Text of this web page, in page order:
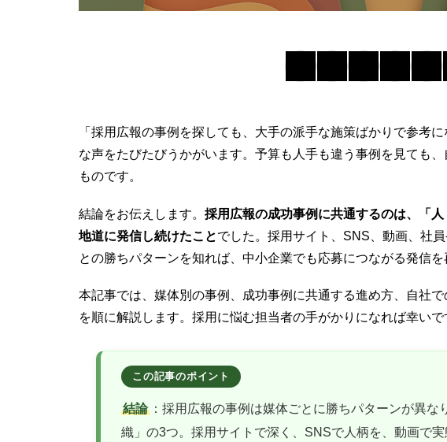
「 採用広報の事例を探しても、大手の派手な施策ばかりで参考
な声をたびたびうかがいます。予算も人手も違う事例を見ても
ものです。
結論をお伝えします。 採用広報の成功事例 に共通するのは、「
地道に発信し続けたことでした。採用サイト、SNS、動画、社
との勝ちパターンを知れば、中小企業でも応募につながる発信を
本記事では、媒体別の事例、成功事例に共通する進め方、自社
を順に解説します。採用に悩む担当者の手がかりになれば幸いで
結論 ：採用広報の事例は媒体ごとに勝ちパターンが異
織」の3つ。採用サイトで深く、SNSで人柄を、動画で